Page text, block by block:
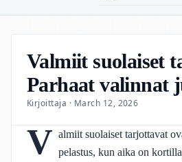
Valmiit suolaiset
Parhaat valinnat
Kirjoittaja · March 12, 2026
V almiit suolaiset tarjottavat
pelastus, kun aika on